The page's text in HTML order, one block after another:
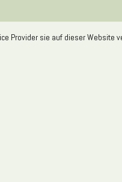
Provider sie auf dieser